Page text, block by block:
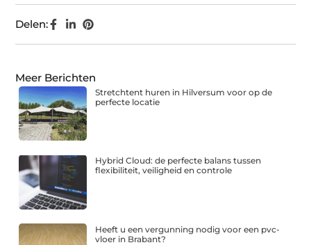
Delen:
Meer Berichten
Stretchtent huren in Hilversum voor op de
perfecte locatie
Hybrid Cloud: de perfecte balans tussen
flexibiliteit, veiligheid en controle
Heeft u een vergunning nodig voor een pvc-
vloer in Brabant?